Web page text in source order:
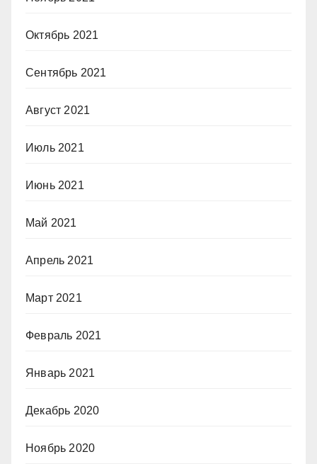
Октябрь 2021
Сентябрь 2021
Август 2021
Июль 2021
Июнь 2021
Май 2021
Апрель 2021
Март 2021
Февраль 2021
Январь 2021
Декабрь 2020
Ноябрь 2020